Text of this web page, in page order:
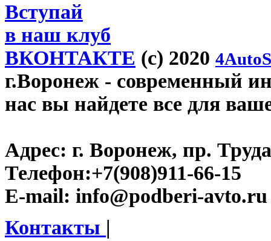
Вступай
в наш клуб
ВКОНТАКТЕ (c) 2020
г.Воронеж - современный
нас вы найдете все для
Адрес: г. Воронеж, пр.
Телефон:+7(908)911-66-15
E-mail: info@podberi-avto.ru
Контакты |